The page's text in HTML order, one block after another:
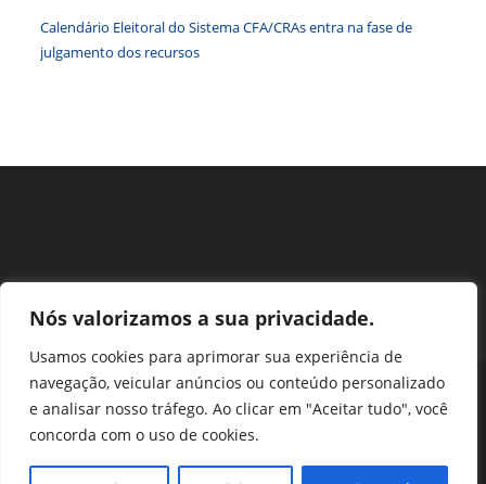
Nós valorizamos a sua privacidade.
Usamos cookies para aprimorar sua experiência de
navegação, veicular anúncios ou conteúdo personalizado
e analisar nosso tráfego. Ao clicar em "Aceitar tudo", você
concorda com o uso de cookies.
Calendário Eleitoral do Sistema CFA/CRAs entra na fase de
julgamento dos recursos
Perguntas Frequentes
Ouvidoria
Transparência e prestação de contas
Assessoria de Imprensa